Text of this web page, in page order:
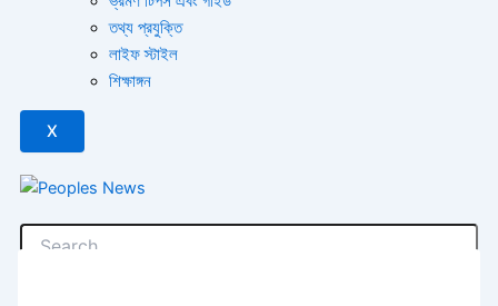
তথ্য প্রযুক্তি
লাইফ স্টাইল
শিক্ষাঙ্গন
X